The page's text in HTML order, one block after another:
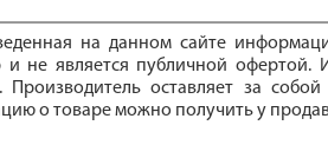
на данном сайте
и не является публичной офертой.
Производитель оставляет за
о товаре можно получить у